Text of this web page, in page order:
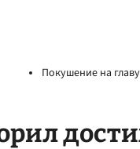
Покушение на